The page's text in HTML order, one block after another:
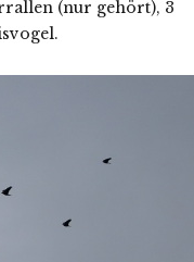
(nur gehört), 3